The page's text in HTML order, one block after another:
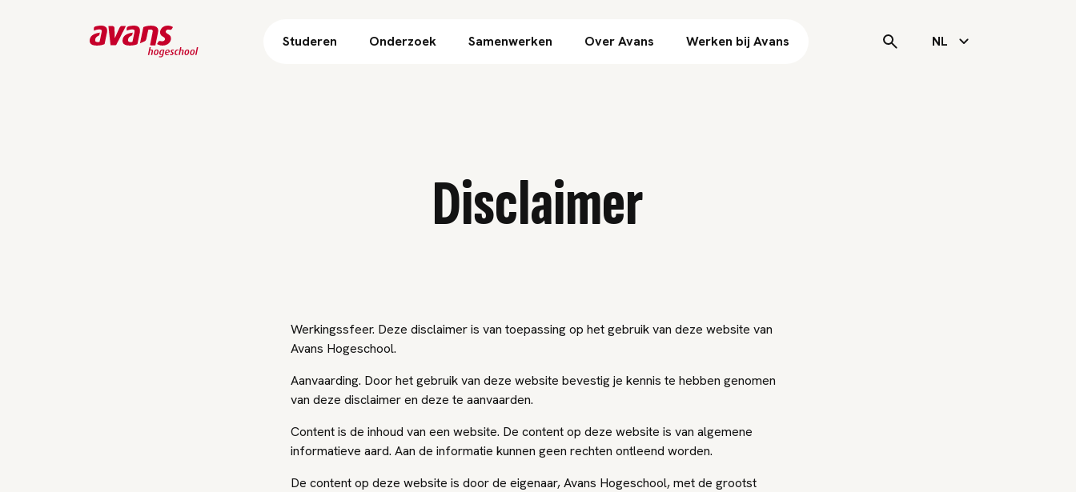
Direct naar inhoud
Studeren Onderzoek Samenwerken Over Avans Werken bij Avans NL
Disclaimer
Werkingssfeer. Deze disclaimer is van toepassing op het gebruik van deze website van
Avans Hogeschool.
Aanvaarding. Door het gebruik van deze website bevestig je kennis te hebben genomen
van deze disclaimer en deze te aanvaarden.
Content is de inhoud van een website. De content op deze website is van algemene
informatieve aard. Aan de informatie kunnen geen rechten ontleend worden.
De content op deze website is door de eigenaar, Avans Hogeschool, met de grootst